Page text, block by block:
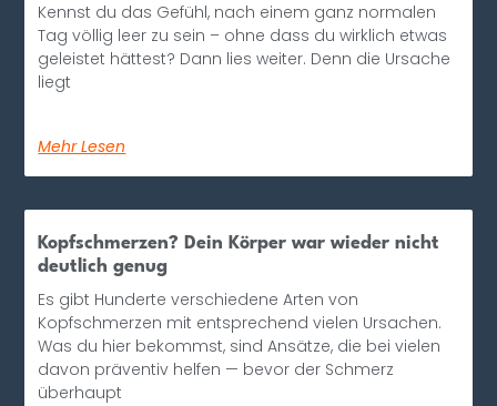
Kennst du das Gefühl, nach einem ganz normalen
Tag völlig leer zu sein – ohne dass du wirklich etwas
geleistet hättest? Dann lies weiter. Denn die Ursache
liegt
Mehr Lesen
Kopfschmerzen? Dein Körper war wieder nicht
deutlich genug
Es gibt Hunderte verschiedene Arten von
Kopfschmerzen mit entsprechend vielen Ursachen.
Was du hier bekommst, sind Ansätze, die bei vielen
davon präventiv helfen — bevor der Schmerz
überhaupt